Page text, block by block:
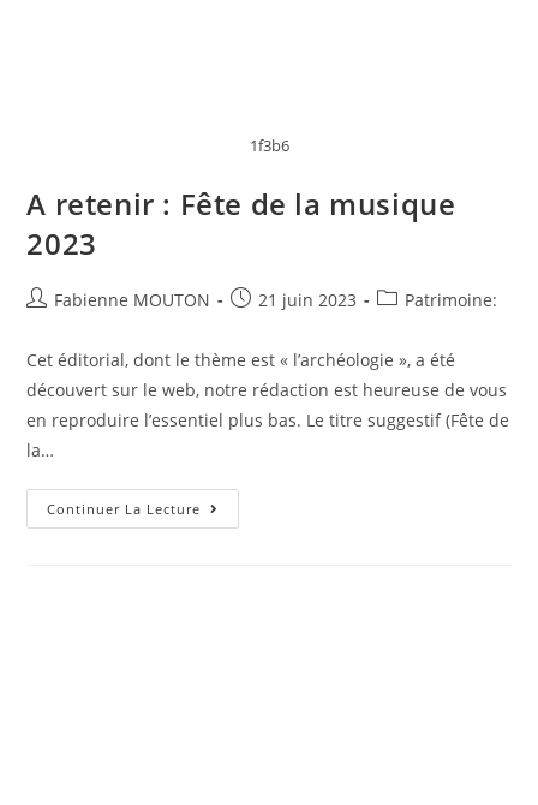
1f3b6
A retenir : Fête de la musique
2023
Auteur/autrice
la
publication :
Fabienne MOUTON
Post21 juin 2023
PostPatrimoine:
Cet éditorial, dont le thème est « l’archéologie », a été
découvert sur le web, notre rédaction est heureuse de vous
en reproduire l’essentiel plus bas. Le titre suggestif (Fête de
la…
Continuer La Lecture A
Retenir